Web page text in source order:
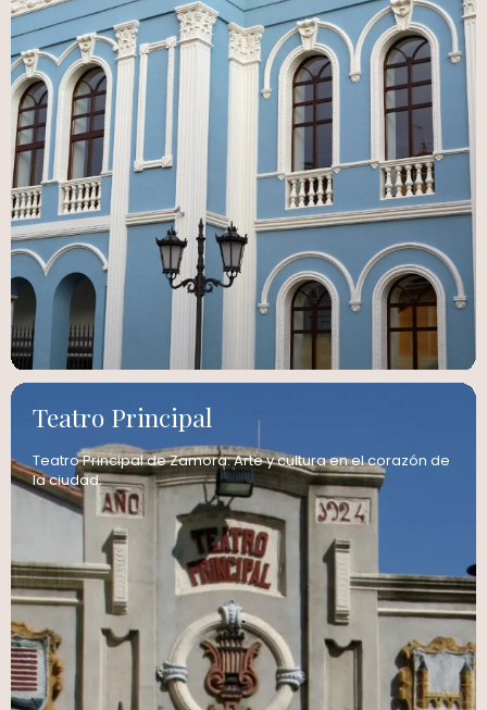
Teatro Principal
Teatro Principal de Zamora: Arte y cultura en el corazón de
la ciudad.